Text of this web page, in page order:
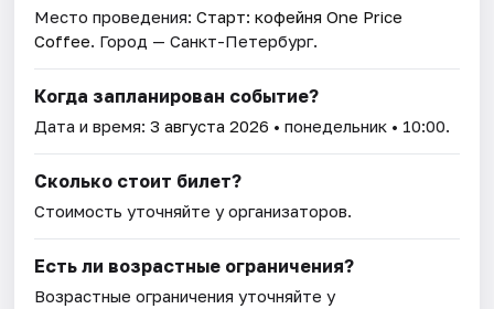
Место проведения:Старт: кофейня One Price
Coffee. Город — Санкт-Петербург.
Когда запланирован событие?
Дата и время:3 августа 2026 • понедельник • 10:00.
Сколько стоит билет?
Стоимость уточняйте у организаторов.
Есть ли возрастные ограничения?
Возрастные ограничения уточняйте у